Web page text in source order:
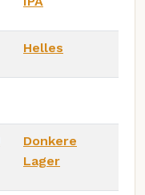
Helles
Donkere
Lager